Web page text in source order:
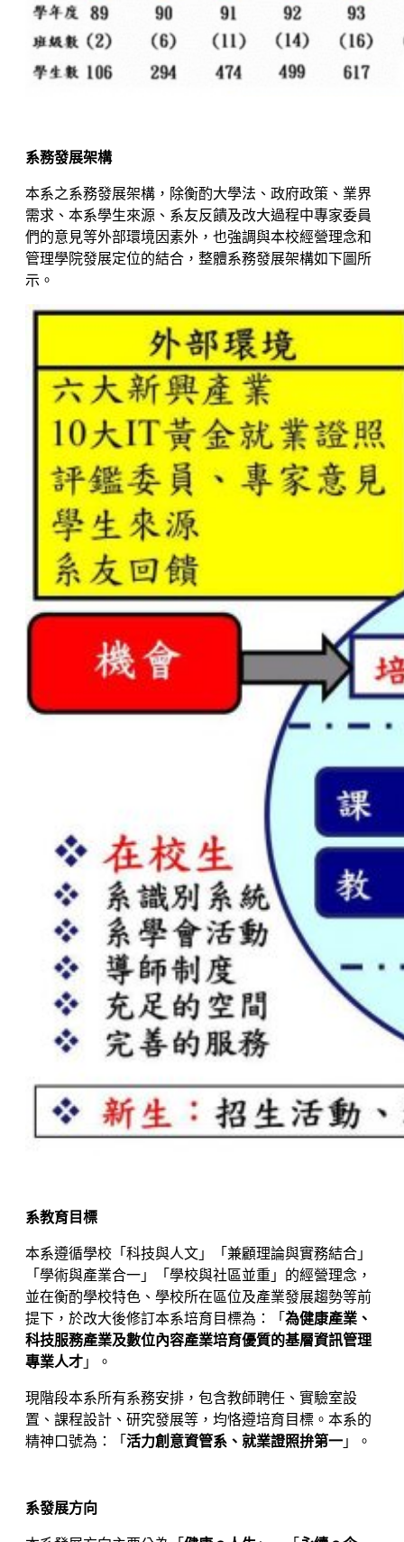
系務發展架構
本系之系務發展架構，除衡酌大學法、政府政策、業界
需求、本系學生來源、系友反饋及改大過程中專家委員
們的意見等外部環境因素外，也強調與本校經營理念和
管理學院發展定位的結合，整體系務發展架構如下圖所
示。
系教育目標
本系遵循學校「科技與人文」「兼顧理論與實務結合」
「學術與產業合一」「學校與社區並重」的經營理念，
並在衡酌學校特色、學校所在區位及產業發展趨勢等前
提下，於改大後修訂本系培育目標為：「 為健康產業、
科技服務產業及數位內容產業培育優質的基層資訊管理
專業人才 」。
現階段本系所有系務安排，包含教師聘任、實驗室設
置、課程設計、研究發展等，均恪遵培育目標。本系的
精神口號為：「 活力創意資管系、就業證照拚第一 」。
系發展方向